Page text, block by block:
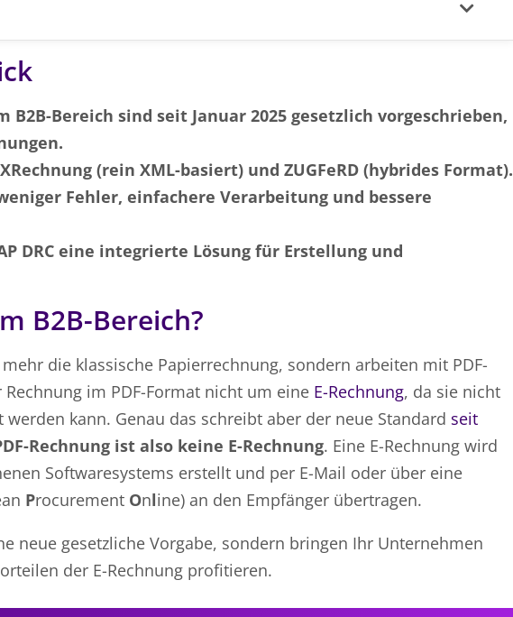
B2B-Bereich sind seit Januar 2025 gesetzlich vorgeschrieben,
(rein XML-basiert) und ZUGFeRD (hybrides Format).
Fehler, einfachere Verarbeitung und bessere
DRC eine integrierte Lösung für Erstellung und
B2B-Bereich?
die klassische Papierrechnung, sondern arbeiten mit PDF-
im PDF-Format nicht um eine E-Rechnung, da sie nicht
kann. Genau das schreibt aber der neue Standard seit
Rechnung ist also keine E-Rechnung. Eine E-Rechnung wird
Softwaresystems erstellt und per E-Mail oder über eine
Procurement Online) an den Empfänger übertragen.
neue gesetzliche Vorgabe, sondern bringen Ihr Unternehmen
der E-Rechnung profitieren.